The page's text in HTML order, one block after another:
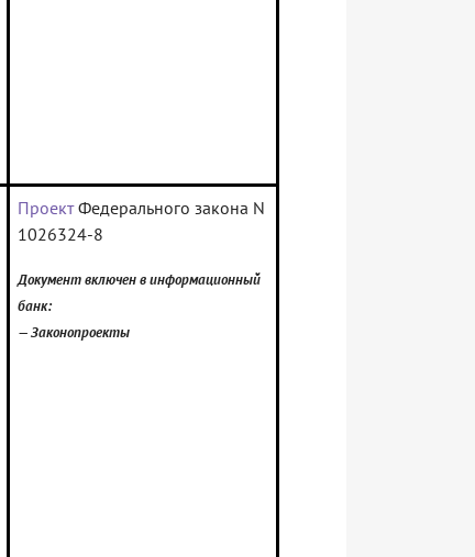
ПроектФедерального закона N
1026324-8
Документ включен в информационный
банк:
— Законопроекты